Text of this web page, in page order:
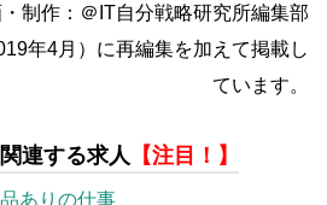
制作：＠IT自分戦略研究所編集部
年4月）に再編集を加えて掲載し
ています。
連する求人 【注目！】
ありの仕事